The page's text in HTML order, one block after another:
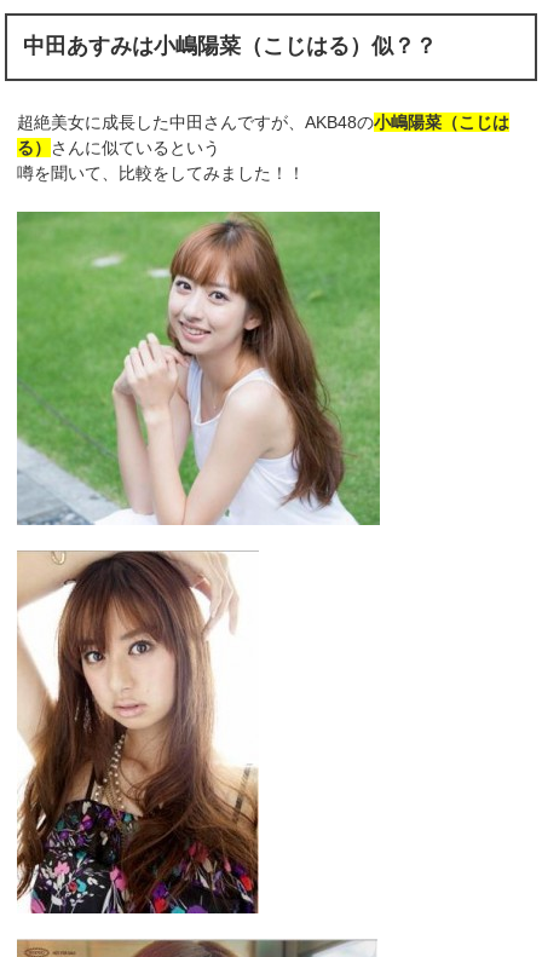
中田あすみは小嶋陽菜（こじはる）似？？
超絶美女に成長した中田さんですが、AKB48の小嶋陽菜（こじは
る） さんに似ているという
噂を聞いて、比較をしてみました！！